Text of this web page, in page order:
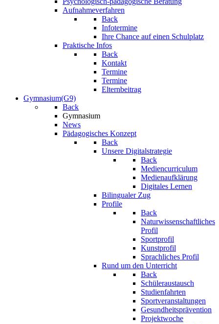
Aufnahmeverfahren
Back
Infotermine
Ihre Chance auf einen Schulplatz
Praktische Infos
Back
Kontakt
Termine
Termine
Elternbeitrag
Gymnasium(G9)
Back
Gymnasium
News
Pädagogisches Konzept
Back
Unsere Digitalstrategie
Back
Mediencurriculum
Medienaufklärung
Digitales Lernen
Bilingualer Zug
Profile
Back
Naturwissenschaftliches
Profil
Sportprofil
Kunstprofil
Sprachliches Profil
Rund um den Unterricht
Back
Schüleraustausch
Studienfahrten
Sportveranstaltungen
Gesundheitsprävention
Projektwoche